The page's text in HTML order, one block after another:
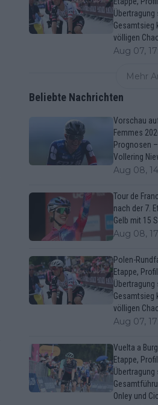
Gesamtsieg
völligen
Aug 07,
Mehr
Beliebte Nachrichten
Vorschau
Femmes
Prognosen
Vollering
Aug 08,
Tour de
nach der 7.
Gelb mit 15
Aug 08,
Polen-
Etappe,
Gesamtsieg
völligen
Aug 07,
Vuelta a
Etappe,
Onley und